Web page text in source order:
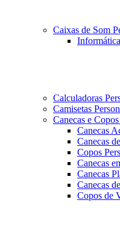
Caixas de Som
Calculadoras
Camisetas
Canecas e
Canecas
Canecas
Copos
Canecas
Canecas
Canecas
Copos de